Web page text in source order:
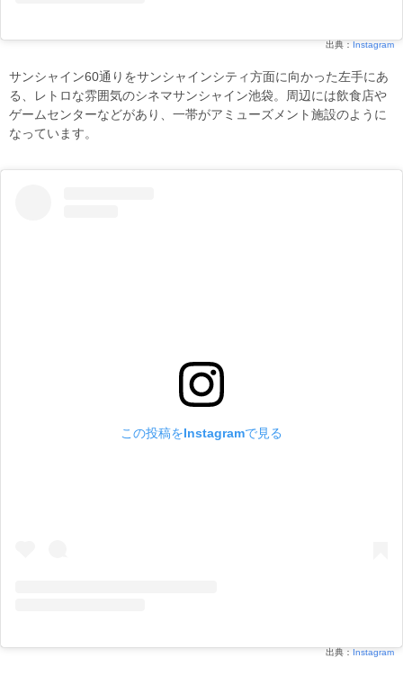
出典： Instagram
サンシャイン60通りをサンシャインシティ方面に向かった左手にあ
る、レトロな雰囲気のシネマサンシャイン池袋。周辺には飲食店や
ゲームセンターなどがあり、一帯がアミューズメント施設のように
なっています。
この投稿をInstagramで見る
出典： Instagram